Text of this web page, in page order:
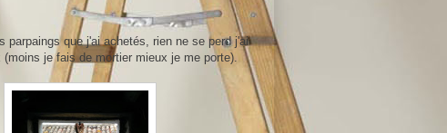
parpaings que j'ai achetés, rien ne se perd j'ai
je fais de mortier mieux je me porte).